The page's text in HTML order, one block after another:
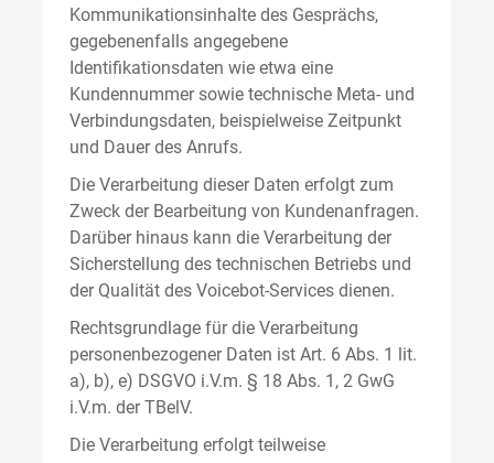
Kommunikationsinhalte des Gesprächs,
gegebenenfalls angegebene
Identifikationsdaten wie etwa eine
Kundennummer sowie technische Meta- und
Verbindungsdaten, beispielweise Zeitpunkt
und Dauer des Anrufs.
Die Verarbeitung dieser Daten erfolgt zum
Zweck der Bearbeitung von Kundenanfragen.
Darüber hinaus kann die Verarbeitung der
Sicherstellung des technischen Betriebs und
der Qualität des Voicebot-Services dienen.
Rechtsgrundlage für die Verarbeitung
personenbezogener Daten ist Art. 6 Abs. 1 lit.
a), b), e) DSGVO i.V.m. § 18 Abs. 1, 2 GwG
i.V.m. der TBelV.
Die Verarbeitung erfolgt teilweise